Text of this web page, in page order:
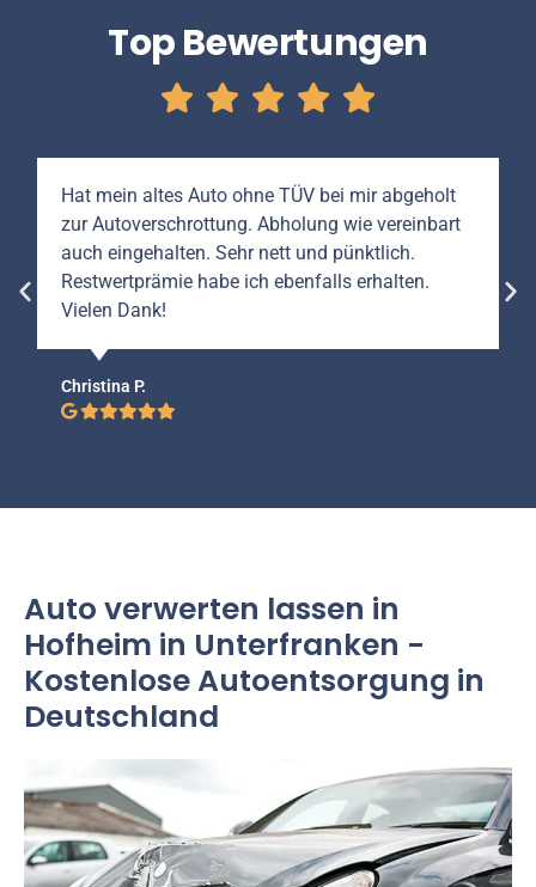
Top Bewertungen
Hat mein altes Auto ohne TÜV bei mir abgeholt
zur Autoverschrottung. Abholung wie vereinbart
auch eingehalten. Sehr nett und pünktlich.
Restwertprämie habe ich ebenfalls erhalten.
Vielen Dank!
Christina P.
Auto verwerten lassen in
Hofheim in Unterfranken -
Kostenlose Autoentsorgung in
Deutschland